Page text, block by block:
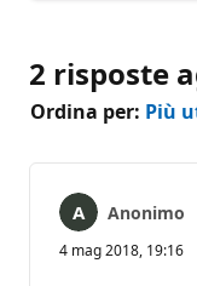
2 risposte
Ordina per: Più
Anonimo
4 mag 2018, 19:16